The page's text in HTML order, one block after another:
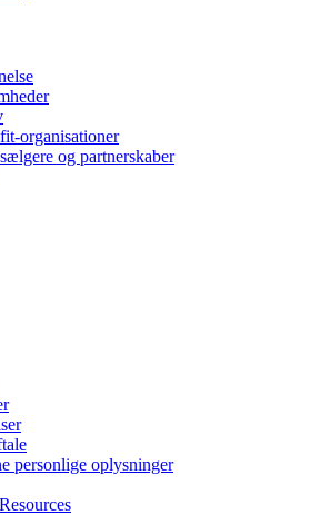
organisationer
og partnerskaber
personlige oplysninger